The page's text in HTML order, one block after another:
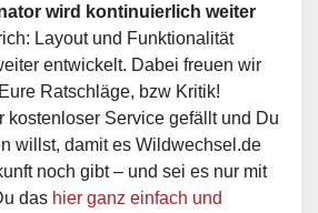
wird kontinuierlich weiter
Layout und Funktionalität
entwickelt. Dabei freuen wir
Ratschläge, bzw Kritik!
kostenloser Service gefällt und Du
willst, damit es Wildwechsel.de
noch gibt – und sei es nur mit
das hier ganz einfach und